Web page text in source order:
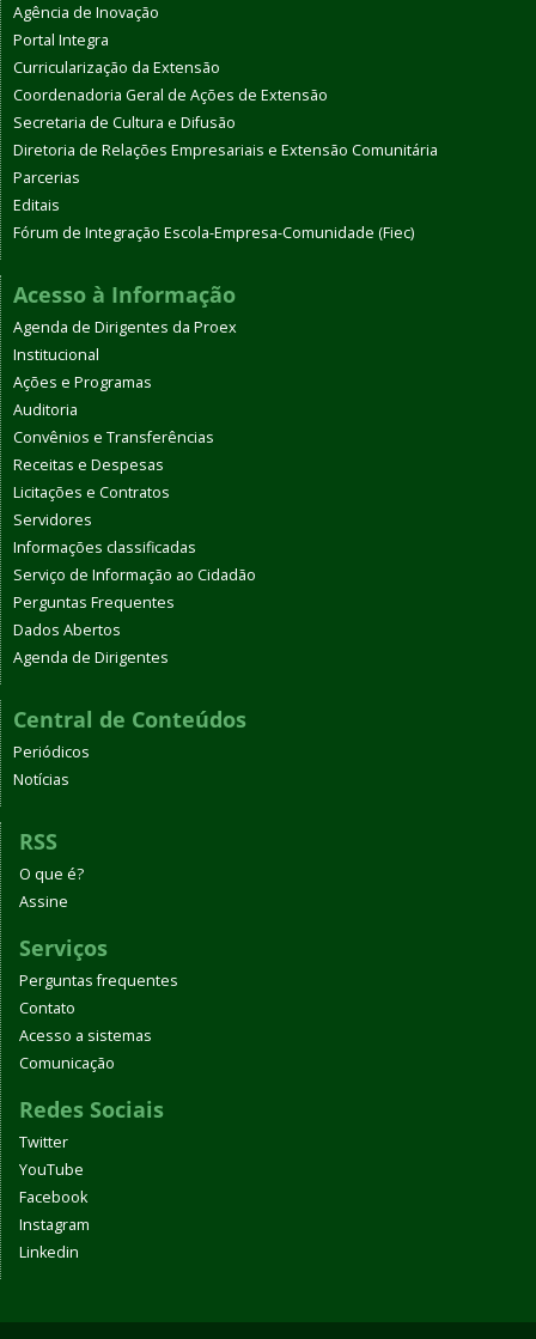
Agência de Inovação
Portal Integra
Curricularização da Extensão
Coordenadoria Geral de Ações de Extensão
Secretaria de Cultura e Difusão
Diretoria de Relações Empresariais e Extensão Comunitária
Parcerias
Editais
Fórum de Integração Escola-Empresa-Comunidade (Fiec)
Acesso à Informação
Agenda de Dirigentes da Proex
Institucional
Ações e Programas
Auditoria
Convênios e Transferências
Receitas e Despesas
Licitações e Contratos
Servidores
Informações classificadas
Serviço de Informação ao Cidadão
Perguntas Frequentes
Dados Abertos
Agenda de Dirigentes
Central de Conteúdos
Periódicos
Notícias
RSS
O que é?
Assine
Serviços
Perguntas frequentes
Contato
Acesso a sistemas
Comunicação
Redes Sociais
Twitter
YouTube
Facebook
Instagram
Linkedin